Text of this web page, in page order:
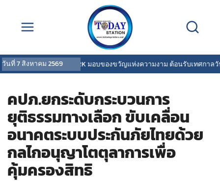
วันที่7 สิงหาคม 2569
COVERMARK มอบของขวัญแห่งความงาม ต้อนรับเทศกาลวันแม่
คปภ.ยกระดับกระบวนการ
ยุติธรรมทางเลือก ขับเคลื่อน
อนาคตระบบประกันภัยไทยด้วย
กลไกอนุญาโตตุลาการเพื่อ
คุ้มครองสิทธิ